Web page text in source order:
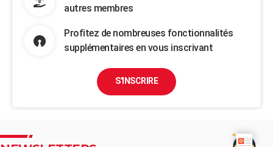
autres membres
Profitez de nombreuses fonctionnalités
supplémentaires en vous inscrivant
S'INSCRIRE